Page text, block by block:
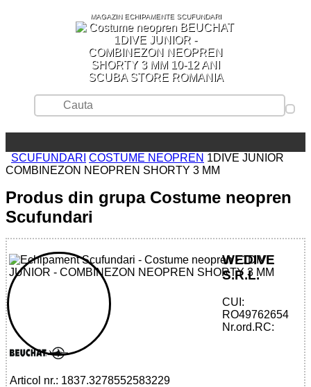
MAGAZIN ECHIPAMENTE SCUFUNDARI
SCUBA STORE ROMANIA
SCUFUNDARI COSTUME NEOPREN 1DIVE JUNIOR
COMBINEZON NEOPREN SHORTY 3 MM
Produs din grupa Costume neopren
Scufundari
32785525832 - 1DIVE JUNIOR - SHORTY
3 MM
Articol nr.: 1837.3278552583229
WEDIVE
S.R.L.
CUI:
RO49762654
Nr.ord.RC: